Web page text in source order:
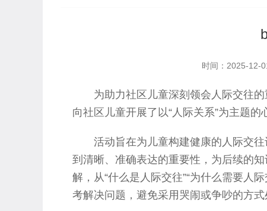
时间：2025-12-
为助力社区儿童深刻领会人际交往
向社区儿童开展了以“人际关系”为主题的
活动旨在为儿童构建健康的人际交
到清晰、准确表达的重要性，为后续的知
解，从“什么是人际交往”“为什么需要人
考解决问题，避免采用哭闹或争吵的方